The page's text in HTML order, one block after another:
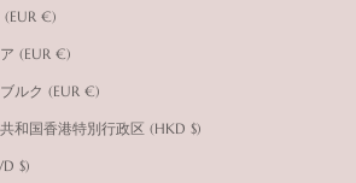
ラトビア (EUR €)
リトアニア (EUR €)
ルクセンブルク (EUR €)
中華人民共和国香港特別行政区 (HKD $)
台湾 (TWD $)